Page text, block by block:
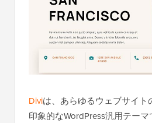
Diviは、あらゆるウェブサイト
印象的なWordPress汎用テー